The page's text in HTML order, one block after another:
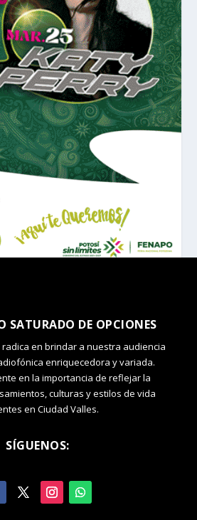
SATURADO DE OPCIONES
en brindar a nuestra audiencia
enriquecedora y variada.
en la importancia de reflejar la
culturas y estilos de vida
en Ciudad Valles.
SÍGUENOS: